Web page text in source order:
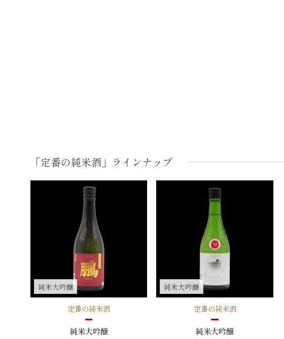
「定番の純米酒」ラインナップ
純米大吟醸
定番の純米酒
純米大吟醸
純米大吟醸
定番の純米酒
純米大吟醸